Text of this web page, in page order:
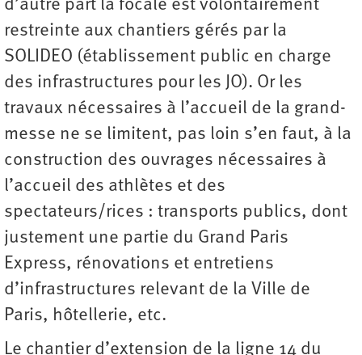
d’autre part la focale est volontairement
restreinte aux chantiers gérés par la
SOLIDEO (établissement public en charge
des infrastructures pour les JO). Or les
travaux nécessaires à l’accueil de la grand-
messe ne se limitent, pas loin s’en faut, à la
construction des ouvrages nécessaires à
l’accueil des athlètes et des
spectateurs/rices : transports publics, dont
justement une partie du Grand Paris
Express, rénovations et entretiens
d’infrastructures relevant de la Ville de
Paris, hôtellerie, etc.
Le chantier d’extension de la ligne 14 du